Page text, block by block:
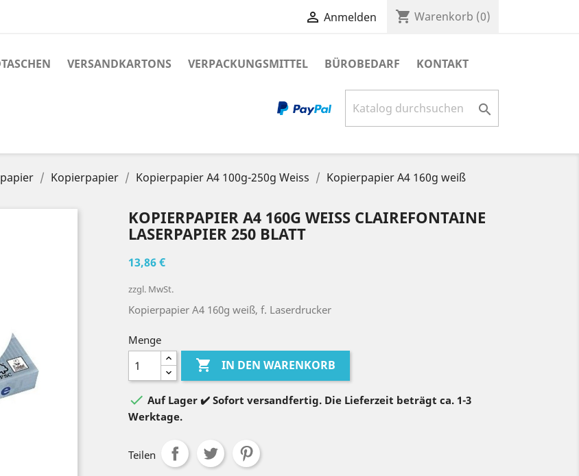
 Anmelden shopping_cart Warenkorb (0)
VERSANDKARTONS VERPACKUNGSMITTEL BÜROBEDARF KONTAKT

Kopierpapier Kopierpapier A4 100g-250g Weiss
Kopierpapier A4 160g weiß
KOPIERPAPIER A4 160G WEISS CLAIREFONTAINE L
ASERPAPIER 250 BLATT
13,86 €
zzgl. MwSt.
Kopierpapier A4 160g weiß, f. Laserdrucker
Menge
 IN DEN WARENKORB
 Auf Lager ✔️ Sofort versandfertig. Die Lieferzeit beträgt ca. 1-3
Werktage.
Teilen